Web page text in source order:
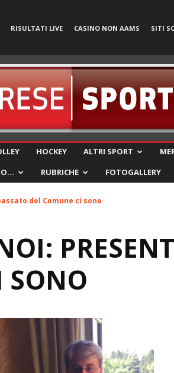
RISULTATI LIVE CASINO NON AAMS SITI
HOCKEY ALTRI SPORT
RUBRICHE FOTOGALLERY
del Comune ci sono
SONO